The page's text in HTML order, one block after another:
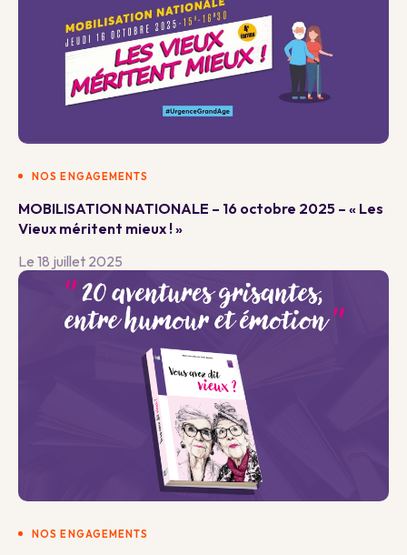
NOS ENGAGEMENTS
MOBILISATION NATIONALE – 16 octobre 2025 – « Les
Vieux méritent mieux ! »
Le 18 juillet 2025
NOS ENGAGEMENTS